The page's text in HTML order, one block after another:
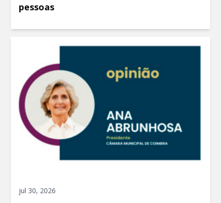
pessoas
jul 30, 2026